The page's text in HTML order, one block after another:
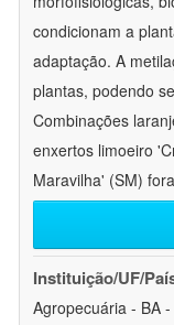
condicionam a
adaptação. A
plantas, podendo
Combinações
enxertos limoeiro
Maravilha' (SM)
Instituição/UF/
Agropecuária - BA -